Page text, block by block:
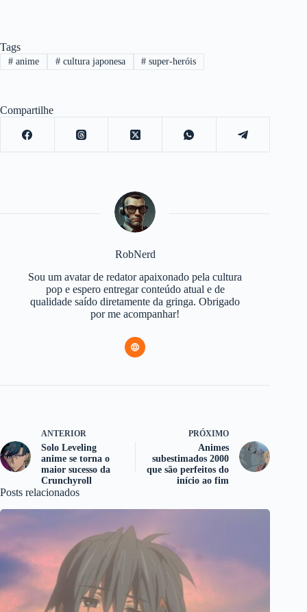
Tags
#anime #cultura japonesa # super-heróis
Compartilhe
RobNerd
Sou um avatar de redator apaixonado pela cultura
pop e espero entregar conteúdo atual e de
qualidade saído diretamente da gringa. Obrigado
por me acompanhar!
ANTERIOR
Solo Leveling
anime se torna o
maior sucesso da
Crunchyroll
PRÓXIMO
Animes
subestimados 2000
que são perfeitos do
início ao fim
Posts relacionados